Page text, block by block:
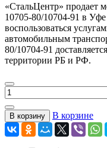
«СтальЦентр» продает
10705-80/10704-91 в Уфе
воспользоваться
автомобильным
80/10704-91
территории РБ и РФ.
В корзину В корзине